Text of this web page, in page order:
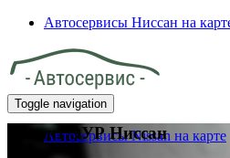
Автосервисы Ниссан на
Toggle navigation
Автосервисы Nissan на карте
Ремонт ЭУР Ниссан